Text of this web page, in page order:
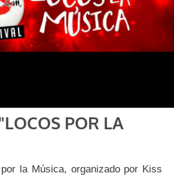
POR LA
la Música, organizado por Kiss